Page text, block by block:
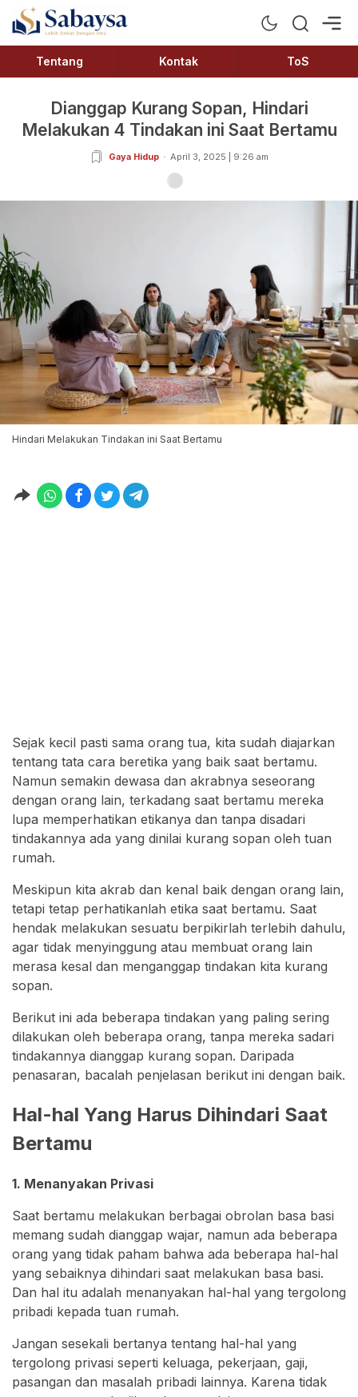
Sabaysa
Lebih Dekat Dengan Ilmu
Tentang Kontak ToS
Dianggap Kurang Sopan, Hindari
Melakukan 4 Tindakan ini Saat Bertamu
Gaya Hidup April 3, 2025 | 9:26 am
Hindari Melakukan Tindakan ini Saat Bertamu
Sejak kecil pasti sama orang tua, kita sudah diajarkan
tentang tata cara beretika yang baik saat bertamu.
Namun semakin dewasa dan akrabnya seseorang
dengan orang lain, terkadang saat bertamu mereka
lupa memperhatikan etikanya dan tanpa disadari
tindakannya ada yang dinilai kurang sopan oleh tuan
rumah.
Meskipun kita akrab dan kenal baik dengan orang lain,
tetapi tetap perhatikanlah etika saat bertamu. Saat
hendak melakukan sesuatu berpikirlah terlebih dahulu,
agar tidak menyinggung atau membuat orang lain
merasa kesal dan menganggap tindakan kita kurang
sopan.
Berikut ini ada beberapa tindakan yang paling sering
dilakukan oleh beberapa orang, tanpa mereka sadari
tindakannya dianggap kurang sopan. Daripada
penasaran, bacalah penjelasan berikut ini dengan baik.
Hal-hal Yang Harus Dihindari Saat
Bertamu
1. Menanyakan Privasi
Saat bertamu melakukan berbagai obrolan basa basi
memang sudah dianggap wajar, namun ada beberapa
orang yang tidak paham bahwa ada beberapa hal-hal
yang sebaiknya dihindari saat melakukan basa basi.
Dan hal itu adalah menanyakan hal-hal yang tergolong
pribadi kepada tuan rumah.
Jangan sesekali bertanya tentang hal-hal yang
tergolong privasi seperti keluaga, pekerjaan, gaji,
pasangan dan masalah pribadi lainnya. Karena tidak